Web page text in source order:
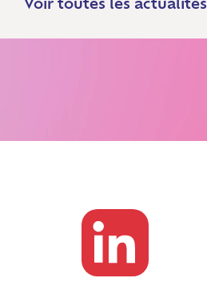
Voir toutes les actualités